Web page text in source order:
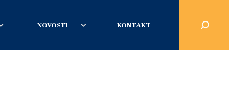
NOVOSTI KONTAKT